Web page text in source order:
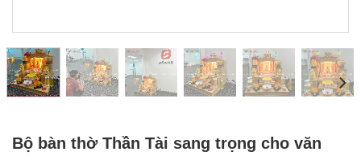
Bộ bàn thờ Thần Tài sang trọng cho văn